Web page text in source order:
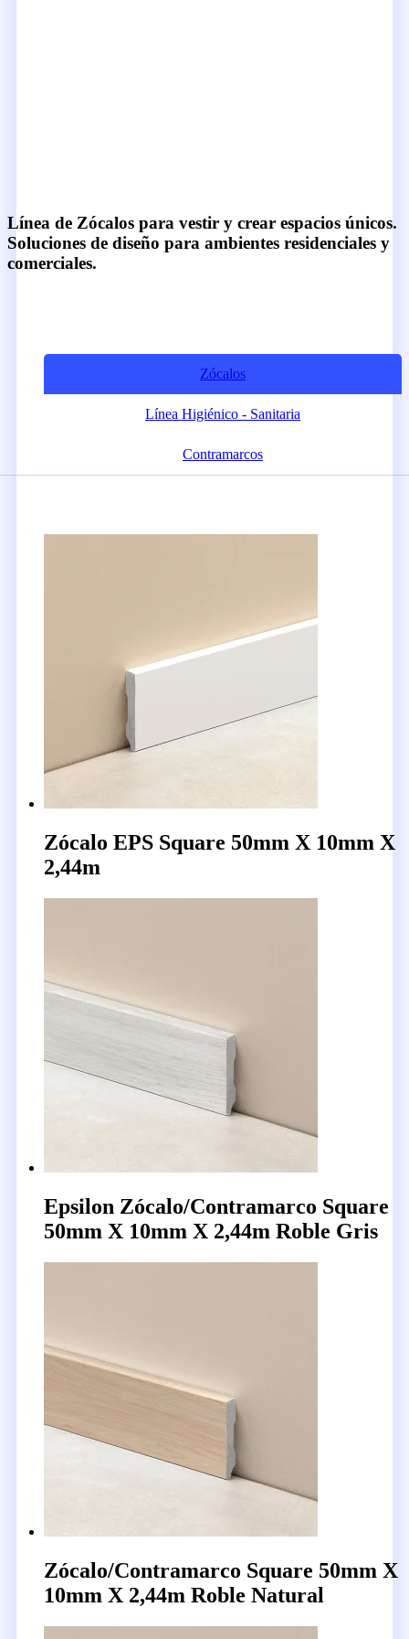
Línea de Zócalos para vestir y crear espacios únicos.
Soluciones de diseño para ambientes residenciales y
comerciales.
Zócalos
Línea Higiénico - Sanitaria
Contramarcos
Zócalo EPS Square 50mm X 10mm X
2,44m
Epsilon Zócalo/Contramarco Square
50mm X 10mm X 2,44m Roble Gris
Zócalo/Contramarco Square 50mm X
10mm X 2,44m Roble Natural